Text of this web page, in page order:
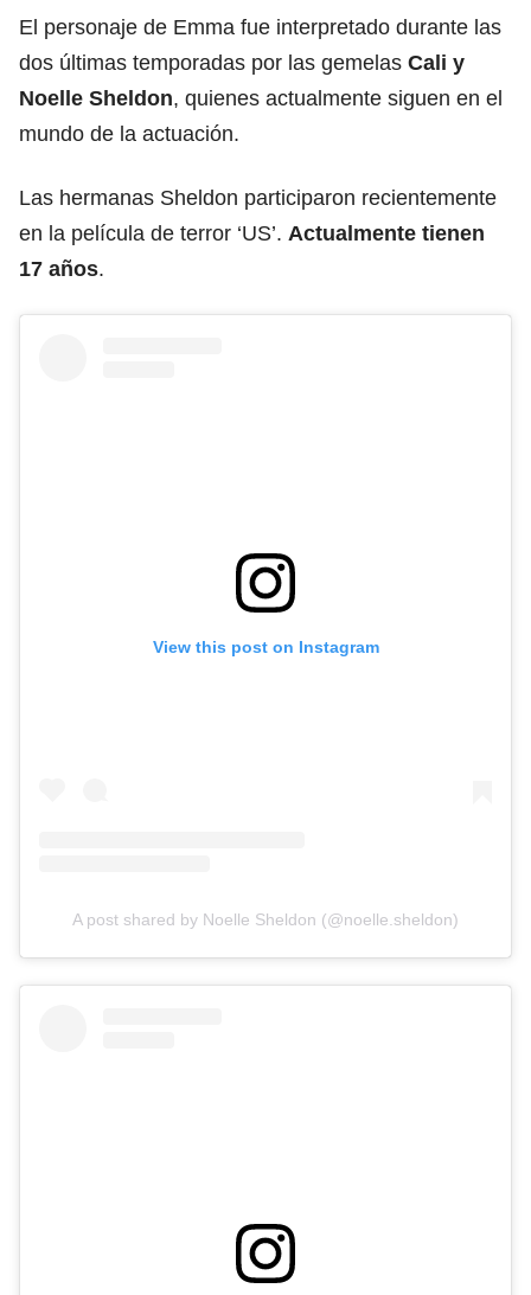
El personaje de Emma fue interpretado durante las
dos últimas temporadas por las gemelas Cali y
Noelle Sheldon, quienes actualmente siguen en el
mundo de la actuación.
Las hermanas Sheldon participaron recientemente
en la película de terror ‘US’. Actualmente tienen
17 años.
View this post on Instagram
A post shared by Noelle Sheldon (@noelle.sheldon)